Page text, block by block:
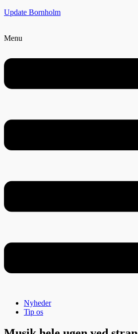
Update Bornholm
Menu
Nyheder
Tip os